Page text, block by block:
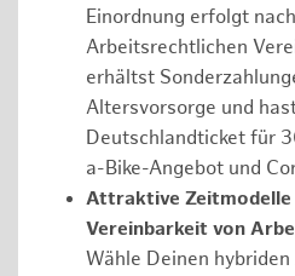
Einordnung erfolgt
Arbeitsrechtlichen
erhältst
Altersvorsorge und
Deutschlandticket für
a-Bike-Angebot und
Attraktive
Vereinbarkeit von
Wähle Deinen